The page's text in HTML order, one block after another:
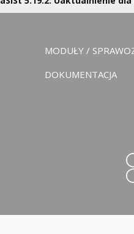
MODUŁY /
DOKUMENTACJA